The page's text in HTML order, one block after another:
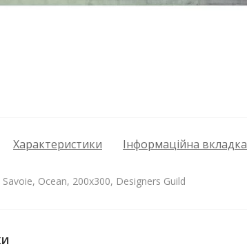
Характеристики Інформаційна вкладка
Ocean, 200х300, Designers Guild